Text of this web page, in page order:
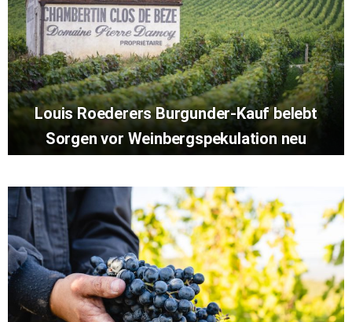
Louis Roederers Burgunder-Kauf belebt
Sorgen vor Weinbergspekulation neu